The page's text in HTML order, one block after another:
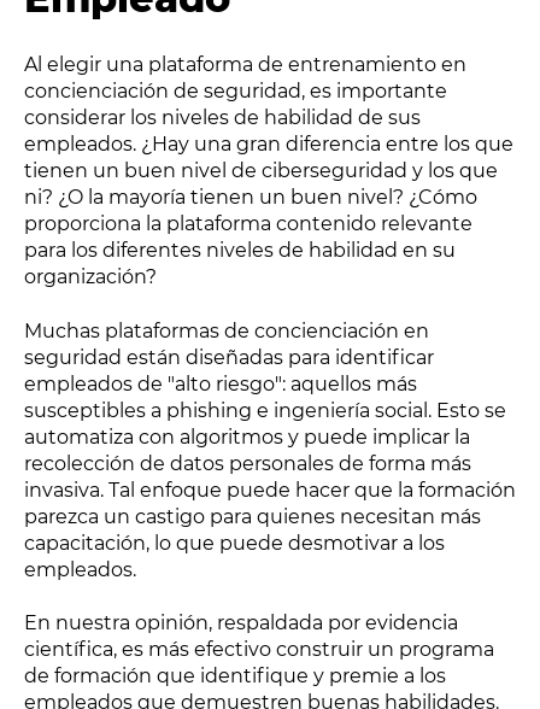
Al elegir una plataforma de entrenamiento en
concienciación de seguridad, es importante
considerar los niveles de habilidad de sus
empleados. ¿Hay una gran diferencia entre los que
tienen un buen nivel de ciberseguridad y los que
ni? ¿O la mayoría tienen un buen nivel? ¿Cómo
proporciona la plataforma contenido relevante
para los diferentes niveles de habilidad en su
organización?
Muchas plataformas de concienciación en
seguridad están diseñadas para identificar
empleados de "alto riesgo": aquellos más
susceptibles a phishing e ingeniería social. Esto se
automatiza con algoritmos y puede implicar la
recolección de datos personales de forma más
invasiva. Tal enfoque puede hacer que la formación
parezca un castigo para quienes necesitan más
capacitación, lo que puede desmotivar a los
empleados.
En nuestra opinión, respaldada por evidencia
científica, es más efectivo construir un programa
de formación que identifique y premie a los
empleados que demuestren buenas habilidades.